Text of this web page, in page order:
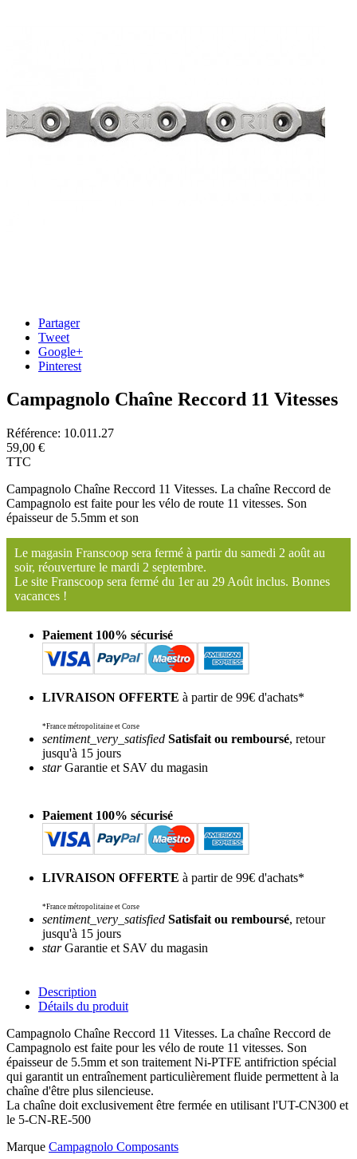
Partager
Tweet
Google+
Pinterest
Campagnolo Chaîne Reccord 11 Vitesses
Référence: 10.011.27
59,00 €
TTC
Campagnolo Chaîne Reccord 11 Vitesses. La chaîne Reccord de
Campagnolo est faite pour les vélo de route 11 vitesses. Son
épaisseur de 5.5mm et son
Le magasin Franscoop sera fermé à partir du samedi 2 août au
soir, réouverture le mardi 2 septembre.
Le site Franscoop sera fermé du 1er au 29 Août inclus. Bonnes
vacances !
Paiement 100% sécurisé
LIVRAISON OFFERTE à partir de 99€ d'achats*
*France métropolitaine et Corse
sentiment_very_satisfied Satisfait ou remboursé, retour
jusqu'à 15 jours
starGarantie et SAV du magasin
Paiement 100% sécurisé
LIVRAISON OFFERTE à partir de 99€ d'achats*
*France métropolitaine et Corse
sentiment_very_satisfied Satisfait ou remboursé, retour
jusqu'à 15 jours
starGarantie et SAV du magasin
Description
Détails du produit
Campagnolo Chaîne Reccord 11 Vitesses. La chaîne Reccord de
Campagnolo est faite pour les vélo de route 11 vitesses. Son
épaisseur de 5.5mm et son traitement Ni-PTFE antifriction spécial
qui garantit un entraînement particulièrement fluide permettent à la
chaîne d'être plus silencieuse.
La chaîne doit exclusivement être fermée en utilisant l'UT-CN300 et
le 5-CN-RE-500
Marque Campagnolo Composants